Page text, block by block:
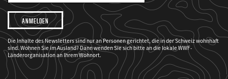
Adresse
Ich
möchte,
dass
der
WWF
mich
über
seine
Projekte
informiert.
Die Inhalte des Newsletters sind nur an Personen gerichtet, die in der Schweiz wohnhaft
sind. Wohnen Sie im Ausland? Dann wenden Sie sich bitte an die lokale WWF-
Länderorganisation an Ihrem Wohnort.